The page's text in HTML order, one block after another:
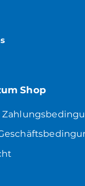
Shop